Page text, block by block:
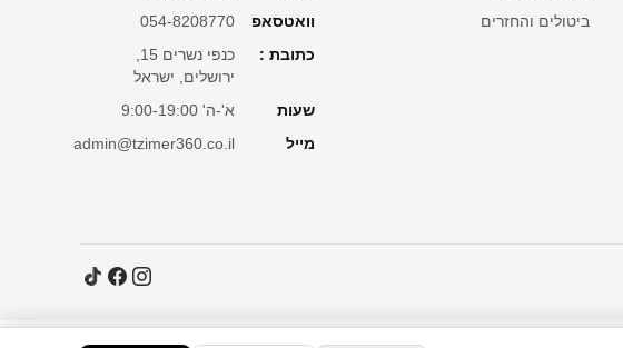
ביטולים והחזרים
וואטסאפ
054-8208770
כתובת :
ירושלים, ישראל
שעות
א'-ה' 9:00-19:00
מייל
admin@tzimer360.co.il